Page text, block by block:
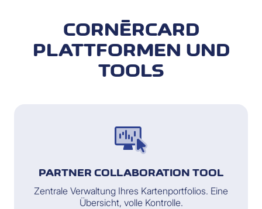
CORNÈRCARD
PLATTFORMEN UND
TOOLS
PARTNER COLLABORATION TOOL
Zentrale Verwaltung Ihres Kartenportfolios. Eine
Übersicht, volle Kontrolle.